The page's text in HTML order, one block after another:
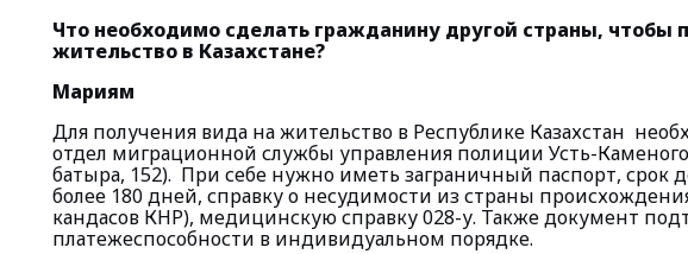
Что необходимо сделать гражданину другой страны, чтобы
жительство в Казахстане?
Мариям
Для получения вида на жительство в Республике Казахстан
отдел миграционной службы управления полиции Усть-
батыра, 152). При себе нужно иметь заграничный паспорт, срок
более 180 дней, справку о несудимости из страны
кандасов КНР), медицинскую справку 028-у. Также документ
платежеспособности в индивидуальном порядке.